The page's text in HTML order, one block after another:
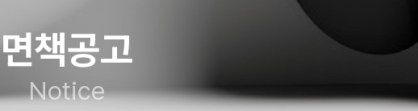
면책공고
Notice